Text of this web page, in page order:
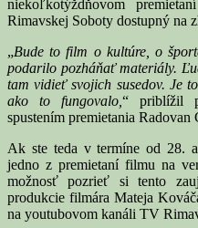
niekoľkotýždňovom
Rimavskej Soboty dostupný na
„Bude to film o kultúre, o
podarilo pozháňať materiály.
tam vidieť svojich susedov. Je
ako to fungovalo, “ priblížil
spustením premietania Radovan
Ak ste teda v termíne od 28.
jedno z premietaní filmu na
možnosť pozrieť si tento
produkcie filmára Mateja
na youtubovom kanáli TV